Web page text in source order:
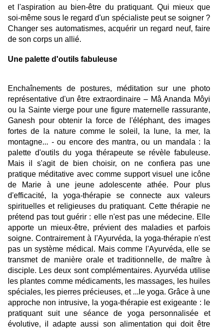
et l'aspiration au bien-être du pratiquant. Qui mieux que
soi-même sous le regard d'un spécialiste peut se soigner ?
Changer ses automatismes, acquérir un regard neuf, faire
de son corps un allié.
Une palette d'outils fabuleuse
Enchaînements de postures, méditation sur une photo
représentative d'un être extraordinaire – Mâ Ananda Môyi
ou la Sainte vierge pour une figure maternelle rassurante,
Ganesh pour obtenir la force de l'éléphant, des images
fortes de la nature comme le soleil, la lune, la mer, la
montagne... - ou encore des mantra, ou un mandala : la
palette d'outils du yoga thérapeute se révèle fabuleuse.
Mais il s'agit de bien choisir, on ne confiera pas une
pratique méditative avec comme support visuel une icône
de Marie à une jeune adolescente athée. Pour plus
d'efficacité, la yoga-thérapie se connecte aux valeurs
spirituelles et religieuses du pratiquant. Cette thérapie ne
prétend pas tout guérir : elle n'est pas une médecine. Elle
apporte un mieux-être, prévient des maladies et parfois
soigne. Contrairement à l'Ayurvéda, la yoga-thérapie n'est
pas un système médical. Mais comme l'Ayurvéda, elle se
transmet de manière orale et traditionnelle, de maître à
disciple. Les deux sont complémentaires. Ayurvéda utilise
les plantes comme médicaments, les massages, les huiles
spéciales, les pierres précieuses, et ...le yoga. Grâce à une
approche non intrusive, la yoga-thérapie est exigeante : le
pratiquant suit une séance de yoga personnalisée et
évolutive, il adapte aussi son alimentation qui doit être